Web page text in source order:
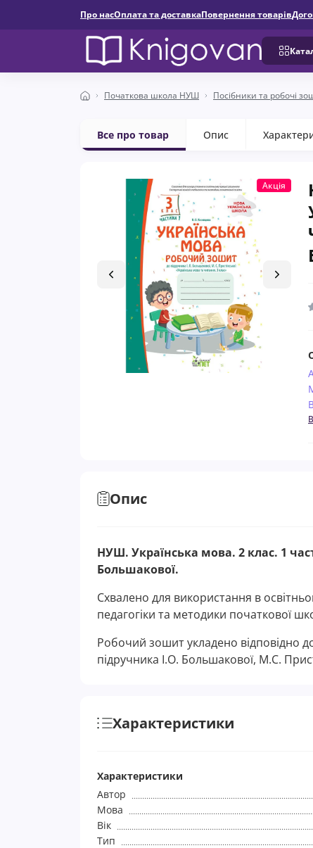
Про насОплата та доставкаПовернення товарів
Початкова школа НУШ Посібники та робочі
Все про товар Опис
Акція
Опис
НУШ. Українська мова. 2 клас. 1
Большакової.
Схвалено для використання в
педагогіки та методики початкової
Робочий зошит укладено відповідно
підручника І.О. Большакової, М.С.
Характеристики
Характеристики
Автор
Мова
Вік
Тип